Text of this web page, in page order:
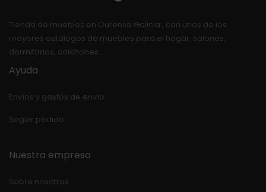
Tienda de muebles en Ourense Galicia , con unos de los
mayores catálogos de muebles para el hogar, salones,
dormitorios, colchones …
Ayuda
Envíos y gastos de envío
Seguir pedido
Nuestra empresa
Sobre nosotros